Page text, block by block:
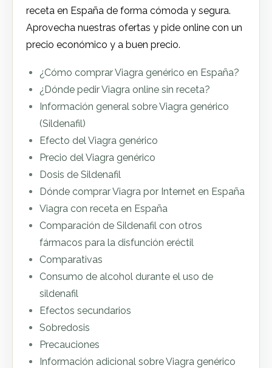
receta en España de forma cómoda y segura.
Aprovecha nuestras ofertas y pide online con un
precio económico y a buen precio.
¿Cómo comprar Viagra genérico en España?
¿Dónde pedir Viagra online sin receta?
Información general sobre Viagra genérico
(Sildenafil)
Efecto del Viagra genérico
Precio del Viagra genérico
Dosis de Sildenafil
Dónde comprar Viagra por Internet en España
Viagra con receta en España
Comparación de Sildenafil con otros
fármacos para la disfunción eréctil
Comparativas
Consumo de alcohol durante el uso de
sildenafil
Efectos secundarios
Sobredosis
Precauciones
Información adicional sobre Viagra genérico